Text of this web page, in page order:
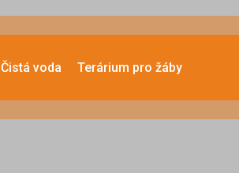
Čistá voda Terárium pro žáby